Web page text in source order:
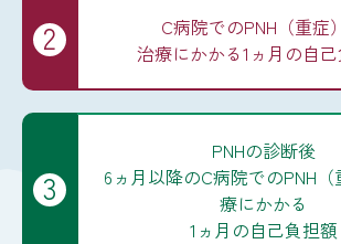
2
C病院でのPNH（重症
治療にかかる1ヵ月 の自
3
PNHの診断後
6ヵ月以降のC病院でのPNH
療にかかる
1ヵ月の自己負担額